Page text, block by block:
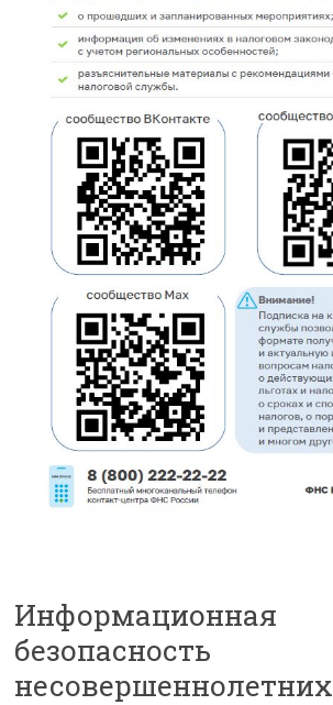
Информационная
безопасность
несовершеннолетних